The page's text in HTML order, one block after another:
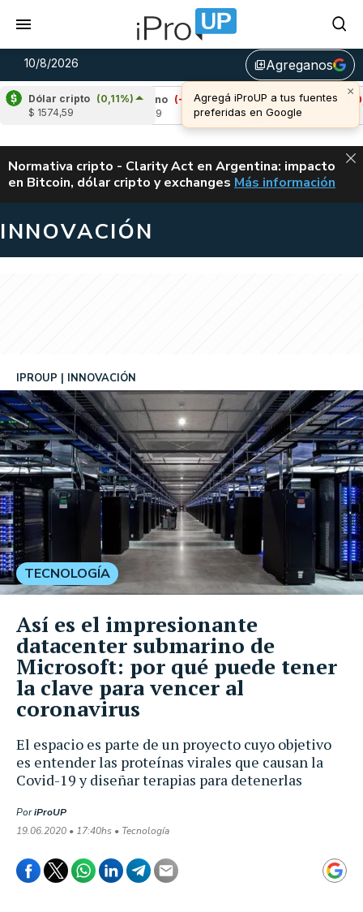
10/8/2026 library_addAgreganos
×
Agregá iProUP a tus fuentes
preferidas en Google
Dólar cripto (0,11%)
$ 1574,59
Cardano
(-1,91%)
Avalanche (-
u$s 6,48
ALERTA
Normativa cripto - Clarity Act en Argentina: impacto
en Bitcoin, dólar cripto y exchanges CLARITY ACT EN
Más información
INNOVACIÓN
El espacio es parte de un proyecto cuyo objetivo
es entender las proteínas virales que causan la
Covid-19 y diseñar terapias para detenerlas
IPROUP INNOVACIÓN
PoriProUP
19.06.2020 • 17:40hs • Tecnología
TECNOLOGÍA
Así es el impresionante
datacenter submarino de
Microsoft: por qué puede tener
la clave para vencer al
coronavirus